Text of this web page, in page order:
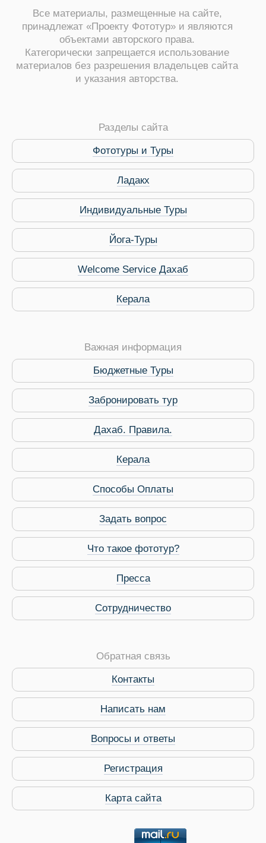
Дахаб
Путеводитель по
Виза в Индию
Все материалы, размещенные на сайте,
принадлежат «Проекту Фототур» и являются
объектами авторского права.
Категорически запрещается использование
материалов без разрешения владельцев сайта
и указания авторства.
Разделы сайта
Фототуры и Туры
Ладакх
Индивидуальные Туры
Йога-Туры
Welcome Service Дахаб
Керала
Важная информация
Бюджетные Туры
Забронировать тур
Дахаб. Правила.
Керала
Способы Оплаты
Задать вопрос
Что такое фототур?
Пресса
Сотрудничество
Обратная связь
Контакты
Написать нам
Вопросы и ответы
Регистрация
Карта сайта